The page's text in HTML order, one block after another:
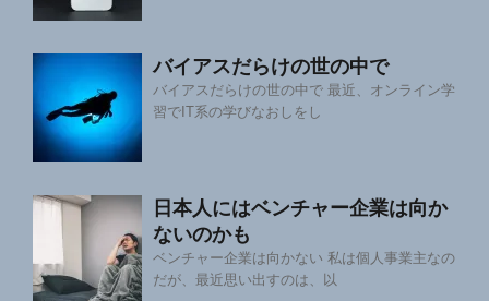
バイアスだらけの世の中で
バイアスだらけの世の中で 最近、オンライン学
習でIT系の学びなおしをし
日本人にはベンチャー企業は向か
ないのかも
ベンチャー企業は向かない 私は個人事業主なの
だが、最近思い出すのは、以